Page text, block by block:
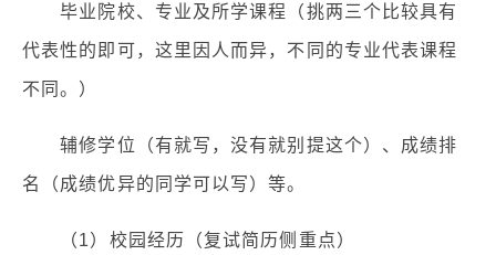
毕业院校、专业及所学课程（挑两三个比较具有
代表性的即可，这里因人而异，不同的专业代表课程
不同。）
辅修学位（有就写，没有就别提这个）、成绩排
名（成绩优异的同学可以写）等。
（1）校园经历（复试简历侧重点）